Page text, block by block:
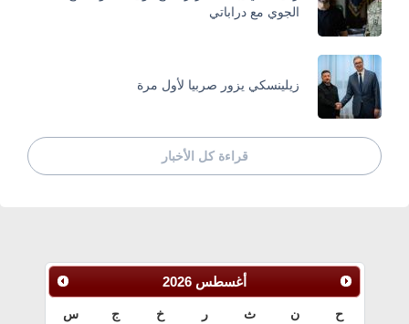
الجوي مع دراباتي
زيلينسكي يزور صربيا لأول مرة
قراءة كل الأخبار
أغسطس 2026
ح ن ث ر خ ج س